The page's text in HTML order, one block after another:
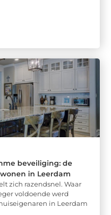
beveiliging: de
in Leerdam
zich razendsnel. Waar
voldoende werd
in Leerdam